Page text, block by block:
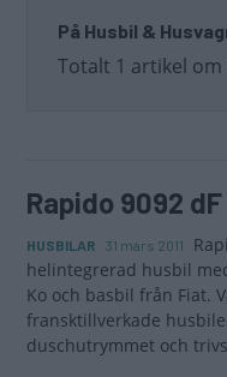
På Husbil &
Totalt 1 artikel om
Rapido 9092 dF
HUSBILAR 31 mars 2011
helintegrerad husbil
Ko och basbil från Fiat.
fransktillverkade
duschutrymmet och